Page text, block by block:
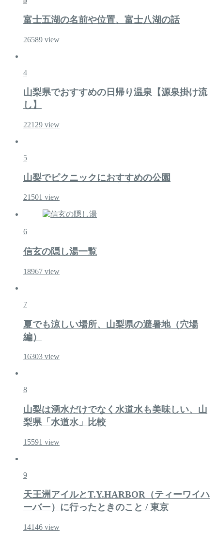
富士五湖の名前や位置、富士八湖の話
26589 view
4
山梨県でおすすめの日帰り温泉【源泉掛け流
し】
22129 view
5
山梨でピクニックにおすすめの公園
21501 view
6
信玄の隠し湯一覧
18967 view
7
夏でも涼しい場所、山梨県の避暑地（穴場
編）
16303 view
8
山梨は湧水だけでなく水道水も美味しい、山
梨県「水道水」比較
15591 view
9
天王洲アイルとT.Y.HARBOR（ティーワイハ
ーバー）に行ったときのこと / 東京
14146 view